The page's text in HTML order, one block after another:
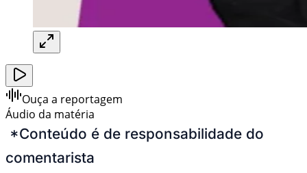
Ouça a reportagem
Áudio da matéria
*Conteúdo é de responsabilidade do
comentarista